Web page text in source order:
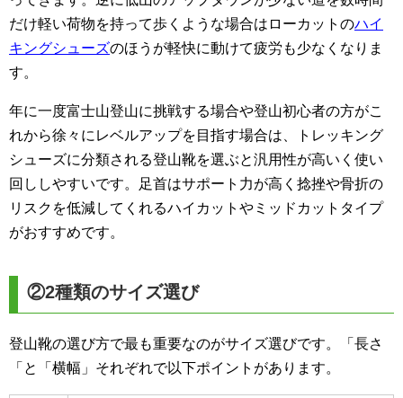
だけ軽い荷物を持って歩くような場合はローカットのハイ
キングシューズのほうが軽快に動けて疲労も少なくなりま
す。
年に一度富士山登山に挑戦する場合や登山初心者の方がこ
れから徐々にレベルアップを目指す場合は、トレッキング
シューズに分類される登山靴を選ぶと汎用性が高いく使い
回ししやすいです。足首はサポート力が高く捻挫や骨折の
リスクを低減してくれるハイカットやミッドカットタイプ
がおすすめです。
②2種類のサイズ選び
登山靴の選び方で最も重要なのがサイズ選びです。「長さ
「と「横幅」それぞれで以下ポイントがあります。